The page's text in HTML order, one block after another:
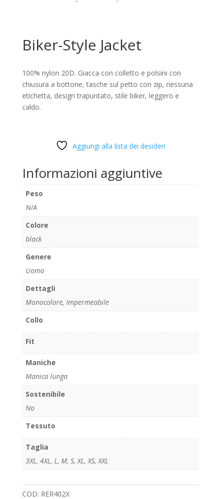
Biker-Style Jacket
100% nylon 20D. Giacca con colletto e polsini con
chiusura a bottone, tasche sul petto con zip, nessuna
etichetta, design trapuntato, stile biker, leggero e
caldo.
Aggiungi alla lista dei desideri
Informazioni aggiuntive
Peso
N/A
Colore
black
Genere
Uomo
Dettagli
Monocolore, Impermeabile
Collo
Fit
Maniche
Manica lunga
Sostenibile
No
Tessuto
Taglia
3XL , 4XL , L , M, S, XL , XS, XXL
COD: RER402X